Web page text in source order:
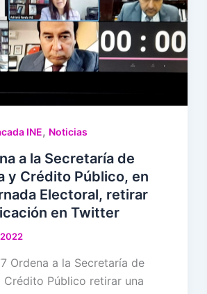
INE, Noticias
a la Secretaría de
y Crédito Público, en
Electoral, retirar
en Twitter
Ordena a la Secretaría de
Crédito Público retirar una